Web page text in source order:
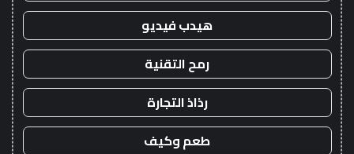
هيدب فيديو
رمح التقنية
رذاذ التجارة
طعم وكيف